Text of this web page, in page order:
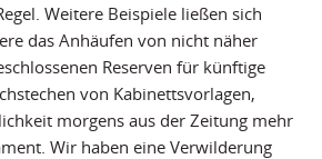
Weitere Beispiele ließen sich
das Anhäufen von nicht näher
Reserven für künftige
von Kabinettsvorlagen,
morgens aus der Zeitung mehr
Wir haben eine Verwilderung